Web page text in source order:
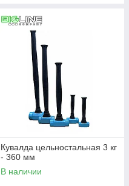
Кувалда цельностальная 3 кг
- 360 мм
В наличии